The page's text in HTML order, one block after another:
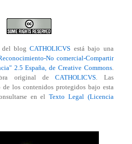
del blog CATHOLICVS está bajo una
No comercial-Compartir
2.5 España, de Creative Commons.
original deCATHOLICVS. Las
los contenidos protegidos bajo esta
en elTexto Legal (Licencia